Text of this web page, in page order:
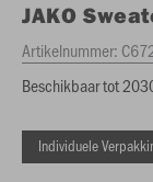
JAKO
Artikelnummer:
Beschikbaar tot
Individuele